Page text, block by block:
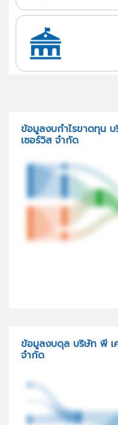
ข้อมูลงบกำไรขาดทุน
เซอร์วิส จำกัด
ข้อมูลงบดุล บริษัท พี เ
จำกัด